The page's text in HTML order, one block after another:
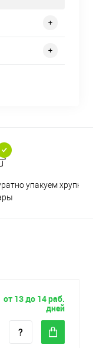
упакуем хрупкие
от 13 до 14 раб.
дней